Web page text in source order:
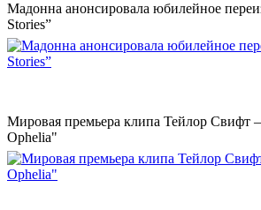
Мадонна анонсировала юбилейное
Stories”
Мировая премьера клипа Тейлор Свифт
Ophelia"